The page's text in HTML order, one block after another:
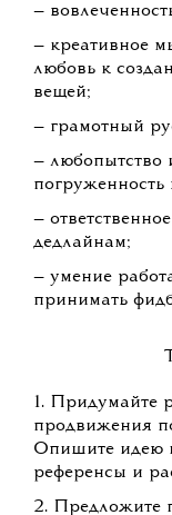
—
— креативное
любовь к
вещей;
— грамотный
— любопытство
погруженность
—
дедлайнам;
— умение
принимать
1. Придумайте
продвижения
Опишите идею
референсы и
2. Предложите